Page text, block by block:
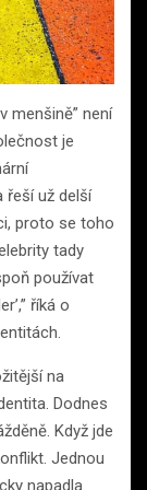
menšině” není
je
řeší už delší
proto se toho
tady
používat
říká o
na
Dodnes
Když jde
Jednou
napadla.